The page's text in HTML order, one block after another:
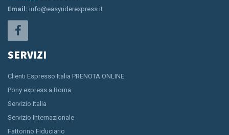
Email: info@easyriderexpress.it
SERVIZI
Clienti Espresso Italia PRENOTA ONLINE
Pony express a Roma
Servizio Italia
Servizio Internazionale
Fattorino Fiduciario